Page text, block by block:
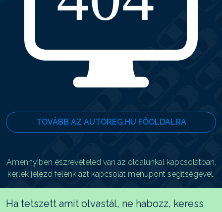
TOVÁBB AZ AUTOREG.HU FŐOLDALRA
Amennyiben észrevételed van az oldalunkal kapcsolatban,
kérlek jelezd felénk azt kapcsolat menüpont segítségével.
Ha tetszett amit olvastál, ne habozz, keress